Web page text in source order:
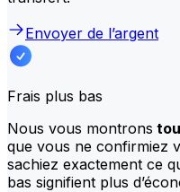
Envoyer de l’argent
Frais plus bas
Nous vous montrons
que vous ne confirmiez
sachiez exactement ce
bas signifient plus